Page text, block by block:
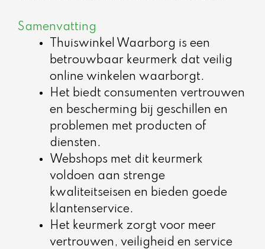
Samenvatting
Thuiswinkel Waarborg is een
betrouwbaar keurmerk dat veilig
online winkelen waarborgt.
Het biedt consumenten vertrouwen
en bescherming bij geschillen en
problemen met producten of
diensten.
Webshops met dit keurmerk
voldoen aan strenge
kwaliteitseisen en bieden goede
klantenservice.
Het keurmerk zorgt voor meer
vertrouwen, veiligheid en service